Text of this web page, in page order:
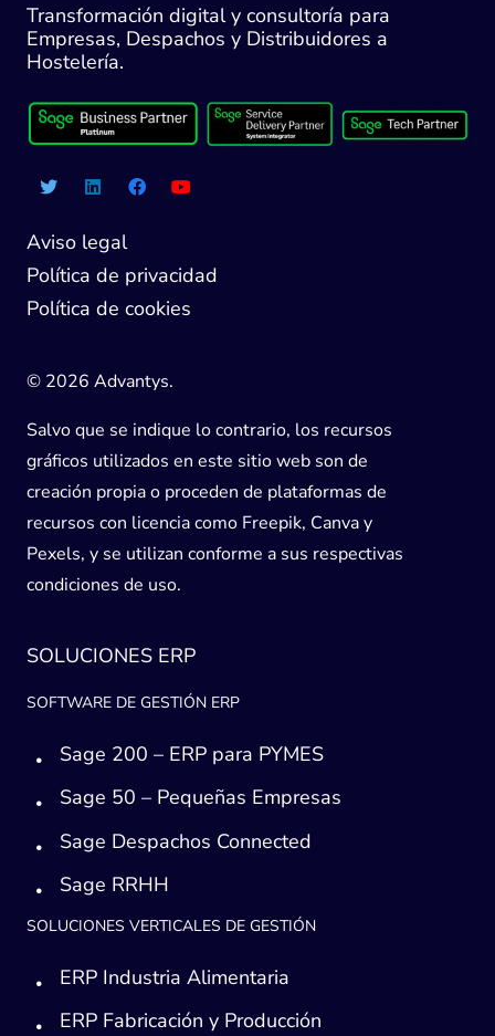
Transformación digital y consultoría para
Empresas, Despachos y Distribuidores a
Hostelería.
Aviso legal
Política de privacidad
Política de cookies
© 2026 Advantys.
Salvo que se indique lo contrario, los recursos
gráficos utilizados en este sitio web son de
creación propia o proceden de plataformas de
recursos con licencia como Freepik, Canva y
Pexels, y se utilizan conforme a sus respectivas
condiciones de uso.
SOLUCIONES ERP
SOFTWARE DE GESTIÓN ERP
Sage 200 – ERP para PYMES
Sage 50 – Pequeñas Empresas
Sage Despachos Connected
Sage RRHH
SOLUCIONES VERTICALES DE GESTIÓN
ERP Industria Alimentaria
ERP Fabricación y Producción